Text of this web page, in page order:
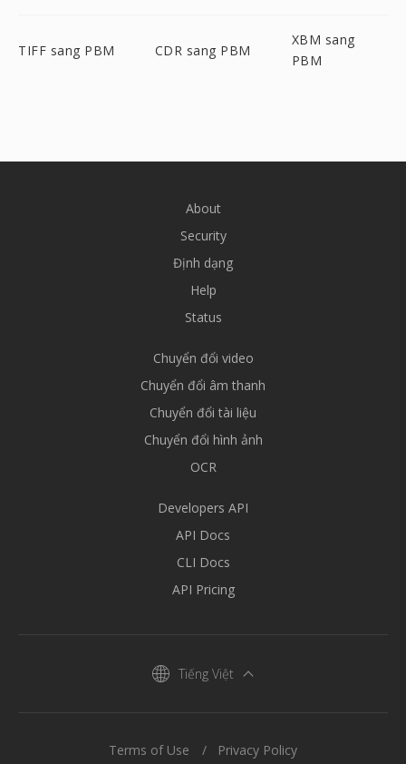
TIFF sang PBM CDR sang PBM
XBM sang
PBM
About
Security
Định dạng
Help
Status
Chuyển đổi video
Chuyển đổi âm thanh
Chuyển đổi tài liệu
Chuyển đổi hình ảnh
OCR
Developers API
API Docs
CLI Docs
API Pricing
Tiếng Việt
Terms of Use Privacy Policy